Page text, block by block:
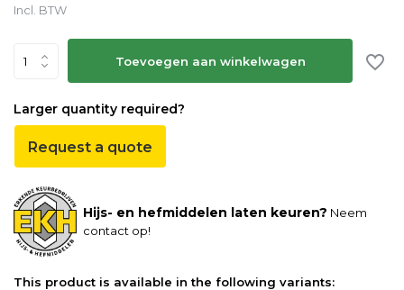
Incl. BTW
Toevoegen aan winkelwagen
Larger quantity required?
Request a quote
Hijs- en hefmiddelen laten keuren? Neem
contact op!
This product is available in the following variants: